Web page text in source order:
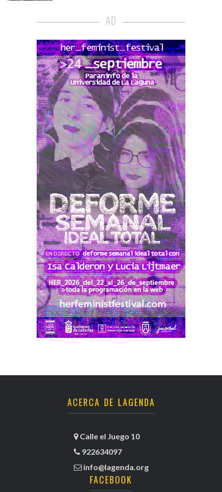
AD
ACERCA DE LAGENDA
Calle el Juego 10
922634097
info@lagenda.org
FACEBOOK